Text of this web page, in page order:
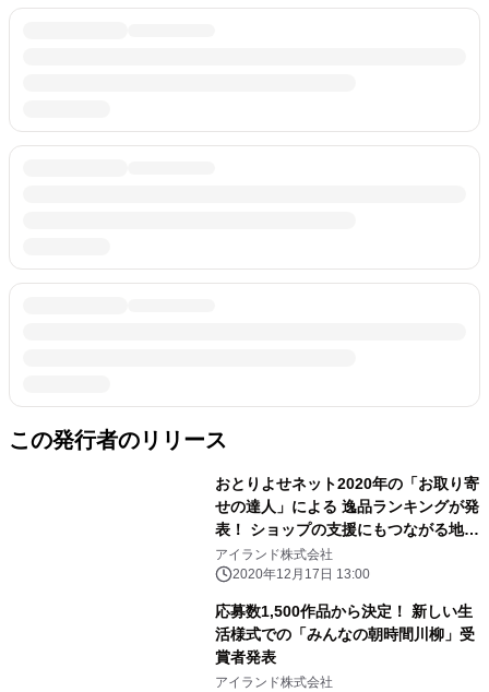
この発行者のリリース
おとりよせネット2020年の「お取り寄
せの達人」による 逸品ランキングが発
表！ ショップの支援にもつながる地域
性のある商品が多数ランクイン
アイランド株式会社
2020年12月17日 13:00
応募数1,500作品から決定！ 新しい生
活様式での「みんなの朝時間川柳」受
賞者発表
アイランド株式会社